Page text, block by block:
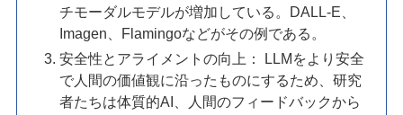
チモーダルモデルが増加している。DALL-E、
Imagen、Flamingoなどがその例である。
安全性とアライメントの向上： LLMをより安全
で人間の価値観に沿ったものにするため、研究
者たちは体質的AI、人間のフィードバックから